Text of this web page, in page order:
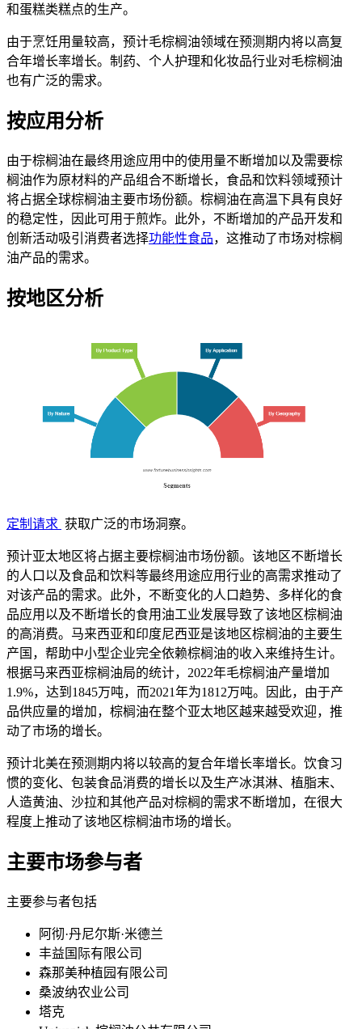
和蛋糕类糕点的生产。
由于烹饪用量较高，预计毛棕榈油领域在预测期内将以高复
合年增长率增长。制药、个人护理和化妆品行业对毛棕榈油
也有广泛的需求。
按应用分析
由于棕榈油在最终用途应用中的使用量不断增加以及需要棕
榈油作为原材料的产品组合不断增长，食品和饮料领域预计
将占据全球棕榈油主要市场份额。棕榈油在高温下具有良好
的稳定性，因此可用于煎炸。此外，不断增加的产品开发和
创新活动吸引消费者选择功能性食品，这推动了市场对棕榈
油产品的需求。
按地区分析
定制请求 获取广泛的市场洞察。
预计亚太地区将占据主要棕榈油市场份额。该地区不断增长
的人口以及食品和饮料等最终用途应用行业的高需求推动了
对该产品的需求。此外，不断变化的人口趋势、多样化的食
品应用以及不断增长的食用油工业发展导致了该地区棕榈油
的高消费。马来西亚和印度尼西亚是该地区棕榈油的主要生
产国，帮助中小型企业完全依赖棕榈油的收入来维持生计。
根据马来西亚棕榈油局的统计，2022年毛棕榈油产量增加
1.9%，达到1845万吨，而2021年为1812万吨。因此，由于产
品供应量的增加，棕榈油在整个亚太地区越来越受欢迎，推
动了市场的增长。
预计北美在预测期内将以较高的复合年增长率增长。饮食习
惯的变化、包装食品消费的增长以及生产冰淇淋、植脂末、
人造黄油、沙拉和其他产品对棕榈的需求不断增加，在很大
程度上推动了该地区棕榈油市场的增长。
主要市场参与者
主要参与者包括
阿彻·丹尼尔斯·米德兰
丰益国际有限公司
森那美种植园有限公司
桑波纳农业公司
塔克